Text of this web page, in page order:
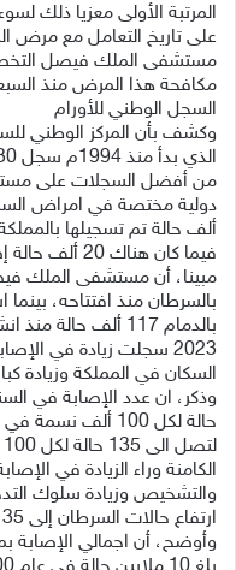
المرتبة الأولى معزيا ذلك
مستشفى الملك فيصل
مكافحة هذا المرض منذ
السجل الوطني للأورام
وكشف بأن المركز الوطني
من أفضل السجلات على
ألف حالة تم تسجيلها
فيما كان
بالسرطان منذ افتتاحه،
2023 سجلت زيادة في
السكان في المملكة وزيادة
حالة لكل 100 ألف
الكامنة وراء الزيادة في
والتشخيص وزيادة سلوك
ارتفاع حالات السرطان إلى 35 مليون حالة في عام 2050م
وأوضح، أن اجمالي الإصابة